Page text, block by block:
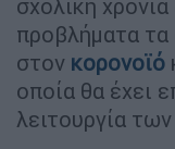
σχολική
προβλήματα τα
στον κορονοϊό
οποία θα έχει
λειτουργία